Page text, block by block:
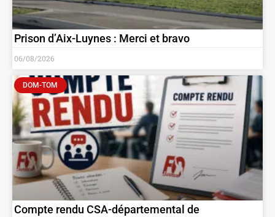
Prison d’Aix-Luynes : Merci et bravo
06/08/2026
DOM-TOM
Compte rendu CSA-départemental de